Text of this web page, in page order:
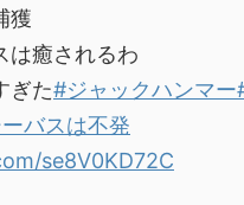
獲
は癒されるわ
ぎた#ジャックハンマー
バスは不発
se8V0KD72C